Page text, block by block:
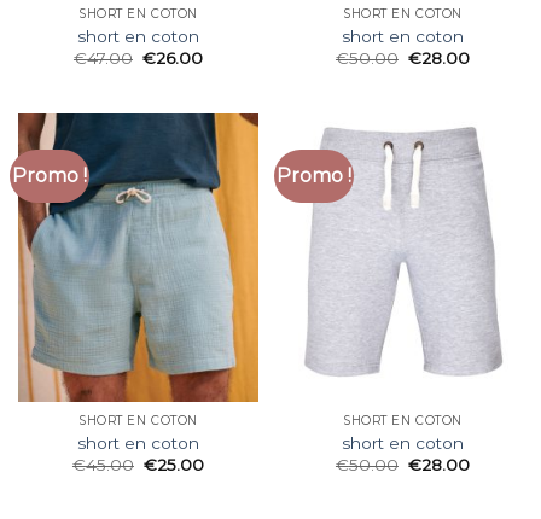
SHORT EN COTON
short en coton
€47.00 €26.00
SHORT EN COTON
short en coton
€50.00 €28.00
Promo !
SHORT EN COTON
short en coton
€45.00 €25.00
Promo !
SHORT EN COTON
short en coton
€50.00 €28.00